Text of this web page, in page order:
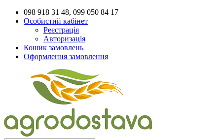
098 918 31 48, 099 050 84 17
Особистий кабінет
Реєстрація
Авторизація
Кошик замовлень
Оформлення замовлення